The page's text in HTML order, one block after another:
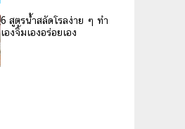
6 สูตรน้ำสลัดโรลง่าย ๆ ทำ
เองจิ้มเองอร่อยเอง